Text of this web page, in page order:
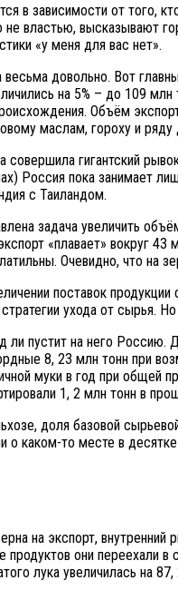
в зависимости от того,
властью, высказывают
«у меня для вас нет».
довольно. Вот
на 5% – до 109
Объём
маслам, гороху и ряду
совершила гигантский
Россия пока
с Таиландом.
задача увеличить
«плавает» вокруг
Очевидно, что на
поставок
ухода от сырья.
пустит на него Россию.
8, 23 млн тонн при
муки в год при общей
1, 2 млн тонн в
доля базовой
о каком-то месте в
на экспорт,
они переехали
лука увеличилась на